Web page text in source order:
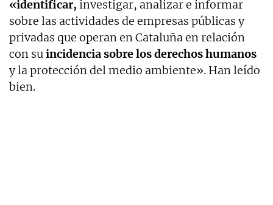
«identificar, investigar, analizar e informar
sobre las actividades de empresas públicas y
privadas que operan en Cataluña en relación
con suincidencia sobre los derechos humanos
y la protección del medio ambiente». Han leído
bien.